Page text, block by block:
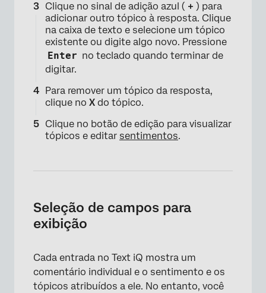
Clique no sinal de adição azul ( + ) para
adicionar outro tópico à resposta. Clique
na caixa de texto e selecione um tópico
existente ou digite algo novo. Pressione
Enter no teclado quando terminar de
digitar.
Para remover um tópico da resposta,
clique no X do tópico.
Clique no botão de edição para visualizar
tópicos e editar sentimentos.
Seleção de campos para
exibição
Cada entrada no Text iQ mostra um
comentário individual e o sentimento e os
tópicos atribuídos a ele. No entanto, você